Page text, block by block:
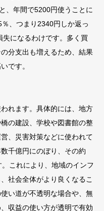
、年間で5200円使うことに
、つまり2340円しか返っ
になるわけです。多く買
分支出も増えるため、結果
です。
れます。具体的には、地方
の建設、学校や図書館の整
、災害対策などに使われて
千億円にのぼり、その約
これにより、地域のインフ
社会全体がより良くなるこ
い道が不透明な場合や、無
収益の使い方が透明で有効